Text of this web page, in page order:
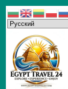
Skip
to
content